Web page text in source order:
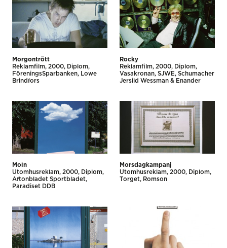
Morgontrött
Reklamfilm 2000
Diplom
FöreningsSparbanken
Lowe
Brindfors
Rocky
Reklamfilm 2000
Diplom
Vasakronan SJWE, Schumacher
Jersild Wessman & Enander
Moln
Utomhus­reklam 2000
Diplom
Aftonbladet Sportbladet
Paradiset DDB
Morsdagkampanj
Utomhus­reklam 2000
Diplom
Torget
Romson